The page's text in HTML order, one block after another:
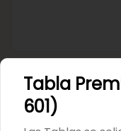
Mortadela
Pollo King (Sku 102)
Venta por 1/4 kg.
Tabla
601)